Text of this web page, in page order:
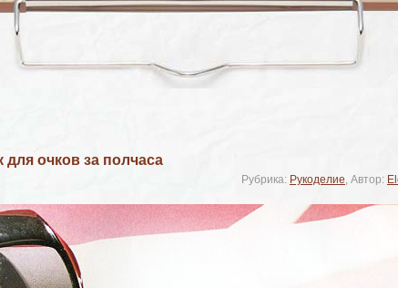
для очков за полчаса
Рубрика: Рукоделие, Автор: